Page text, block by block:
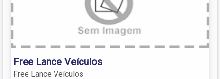
Free Lance Veículos
Free Lance Veículos